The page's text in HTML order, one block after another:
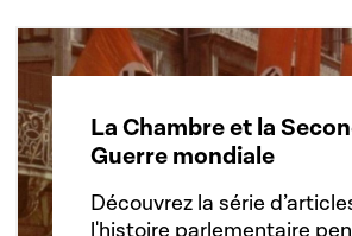
La Chambre et la
Guerre mondiale
Découvrez la série